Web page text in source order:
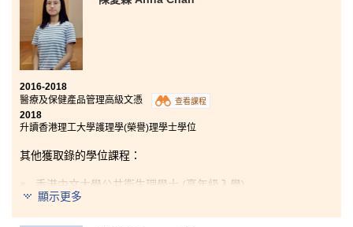
2016-2018
醫療及保健產品管理高級文憑
查看課程
2018
升讀香港理工大學護理學(榮譽)理學士學位
其他獲取錄的學位課程：
香港中文大學公共衞生理學士 (高年級入學)
顯示更多